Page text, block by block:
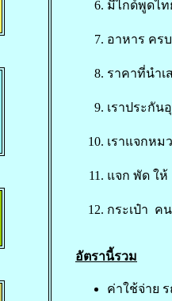
มีไกด์พูดไท
อาหาร คร
ราคาที่นำ
เราประกัน
เราแจกหม
แจก พัด ให้
กระเป๋า ค
อัตรานี้รวม
ค่าใช้จ่าย